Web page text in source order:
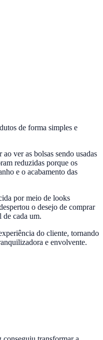
de forma simples e
ver as bolsas sendo usadas
reduzidas porque os
e o acabamento das
por meio de looks
o desejo de comprar
de cada um.
do cliente, tornando
e envolvente.